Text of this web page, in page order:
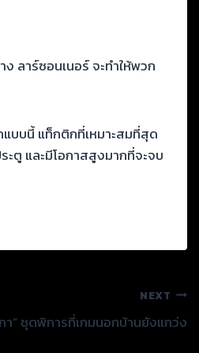
ลาร์ซอนเนอร์ จะทำให้พวก
บบนี้ แท็กติกที่เหมาะสมที่สุด
ตู และมีโอกาสสูงมากที่จะจบ
NEXT
า” ชุดพิการที่เกมนอกบ้านยังแกว่ง